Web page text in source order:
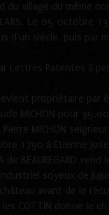
village du même
Le 05 octobre
siècle, puis par
Lettres Patentes à
propriétaire par
MICHON pour
MICHON
1790 à Etienne
BEAUREGARD vend
industriel soyeux de
avant de le
COTTIN donne le